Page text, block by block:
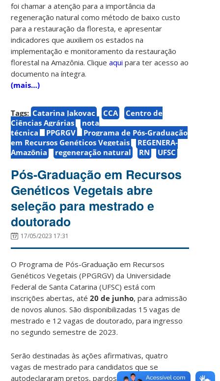
foi chamar a atenção para a importância da
regeneração natural como método de baixo custo
para a restauração da floresta, e apresentar
indicadores que auxiliem os estados na
implementação e monitoramento da restauração
florestal na Amazônia. Cliqueaqui para ter acesso ao
documento na íntegra.
(mais…)
Tags: Catarina Jakovac CCA
Centro de
Ciências Agrárias
nota
técnica
PPGRGV
Programa de Pós-Graduação
em Recursos Genéticos Vegetais
REGENERA-
Amazônia
regeneração natural RN UFSC
Pós-Graduação em Recursos
Genéticos Vegetais abre
seleção para mestrado e
doutorado
17/05/2023 17:31
O Programa de Pós-Graduação em Recursos
Genéticos Vegetais (PPGRGV) da Universidade
Federal de Santa Catarina (UFSC) está com
inscrições abertas, até 20 de junho, para admissão
de novos alunos. São disponibilizadas 15 vagas de
mestrado e 12 vagas de doutorado, para ingresso
no segundo semestre de 2023.
Serão destinadas às ações afirmativas, quatro
vagas de mestrado para candidatos que se
autodeclararam pretos, pardos ou indígenas (PPI) e